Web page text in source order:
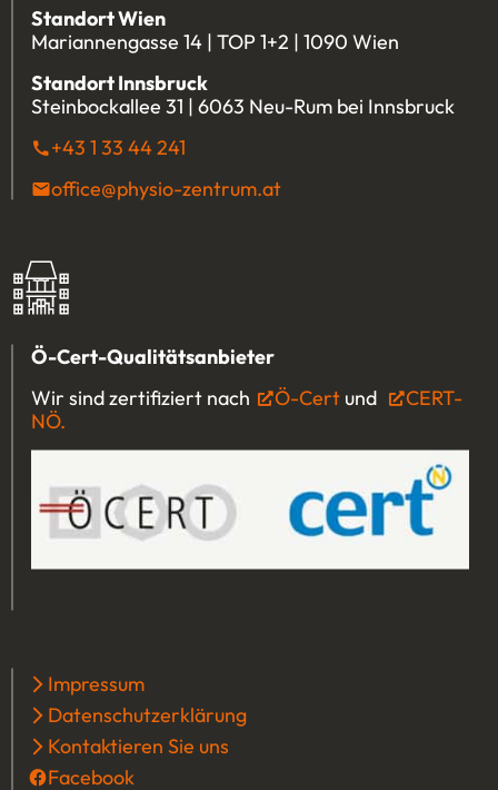
Standort Wien
Mariannengasse 14 | TOP 1+2 | 1090 Wien
Standort Innsbruck
Steinbockallee 31 | 6063 Neu-Rum bei Innsbruck
+43 1 33 44 241
office@physio-zentrum.at
Ö-Cert-Qualitätsanbieter
Wir sind zertifiziert nach
Ö-Cert (Öffnet in einem
und
CERT-
NÖ.
Impressum
Datenschutzerklärung
Kontaktieren Sie uns
Facebook